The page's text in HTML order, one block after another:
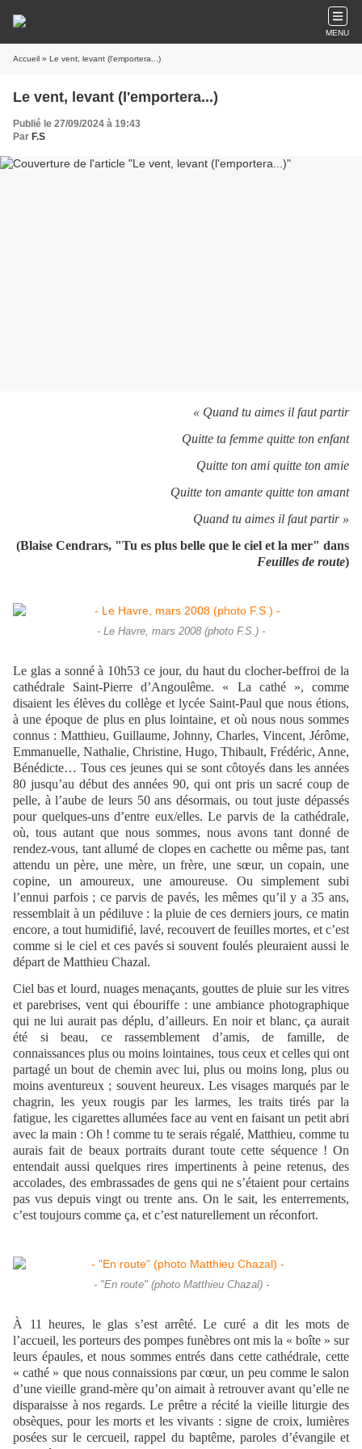
MENU
Accueil » Le vent, levant (l'emportera...)
Le vent, levant (l'emportera...)
Publié le 27/09/2024 à 19:43
Par F.S
« Quand tu aimes il faut partir
Quitte ta femme quitte ton enfant
Quitte ton ami quitte ton amie
Quitte ton amante quitte ton amant
Quand tu aimes il faut partir »
(Blaise Cendrars, "Tu es plus belle que le ciel et la mer" dans
Feuilles de route)
- Le Havre, mars 2008 (photo F.S.) -
Le glas a sonné à 10h53 ce jour, du haut du clocher-beffroi de la
cathédrale Saint-Pierre d’Angoulême. « La cathé », comme
disaient les élèves du collège et lycée Saint-Paul que nous étions,
à une époque de plus en plus lointaine, et où nous nous sommes
connus : Matthieu, Guillaume, Johnny, Charles, Vincent, Jérôme,
Emmanuelle, Nathalie, Christine, Hugo, Thibault, Frédéric, Anne,
Bénédicte… Tous ces jeunes qui se sont côtoyés dans les années
80 jusqu’au début des années 90, qui ont pris un sacré coup de
pelle, à l’aube de leurs 50 ans désormais, ou tout juste dépassés
pour quelques-uns d’entre eux/elles. Le parvis de la cathédrale,
où, tous autant que nous sommes, nous avons tant donné de
rendez-vous, tant allumé de clopes en cachette ou même pas, tant
attendu un père, une mère, un frère, une sœur, un copain, une
copine, un amoureux, une amoureuse. Ou simplement subi
l’ennui parfois ; ce parvis de pavés, les mêmes qu’il y a 35 ans,
ressemblait à un pédiluve : la pluie de ces derniers jours, ce matin
encore, a tout humidifié, lavé, recouvert de feuilles mortes, et c’est
comme si le ciel et ces pavés si souvent foulés pleuraient aussi le
départ de Matthieu Chazal.
Ciel bas et lourd, nuages menaçants, gouttes de pluie sur les vitres
et parebrises, vent qui ébouriffe : une ambiance photographique
qui ne lui aurait pas déplu, d’ailleurs. En noir et blanc, ça aurait
été si beau, ce rassemblement d’amis, de famille, de
connaissances plus ou moins lointaines, tous ceux et celles qui ont
partagé un bout de chemin avec lui, plus ou moins long, plus ou
moins aventureux ; souvent heureux. Les visages marqués par le
chagrin, les yeux rougis par les larmes, les traits tirés par la
fatigue, les cigarettes allumées face au vent en faisant un petit abri
avec la main : Oh ! comme tu te serais régalé, Matthieu, comme tu
aurais fait de beaux portraits durant toute cette séquence ! On
entendait aussi quelques rires impertinents à peine retenus, des
accolades, des embrassades de gens qui ne s’étaient pour certains
pas vus depuis vingt ou trente ans. On le sait, les enterrements,
c’est toujours comme ça, et c’est naturellement un réconfort.
- "En route" (photo Matthieu Chazal) -
À 11 heures, le glas s’est arrêté. Le curé a dit les mots de
l’accueil, les porteurs des pompes funèbres ont mis la « boîte » sur
leurs épaules, et nous sommes entrés dans cette cathédrale, cette
« cathé » que nous connaissions par cœur, un peu comme le salon
d’une vieille grand-mère qu’on aimait à retrouver avant qu’elle ne
disparaisse à nos regards. Le prêtre a récité la vieille liturgie des
obsèques, pour les morts et les vivants : signe de croix, lumières
posées sur le cercueil, rappel du baptême, paroles d’évangile et